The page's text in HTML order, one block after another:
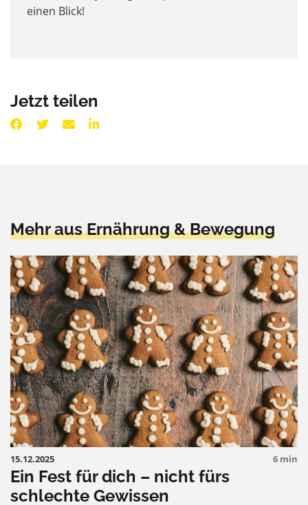
einen Blick!
Jetzt teilen
Mehr aus Ernährung & Bewegung
15.12.2025 6 min
Ein Fest für dich – nicht fürs
schlechte Gewissen